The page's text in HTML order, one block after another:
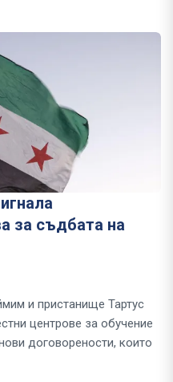
за съдбата на
и пристанище Тартус
центрове за обучение
договорености, които